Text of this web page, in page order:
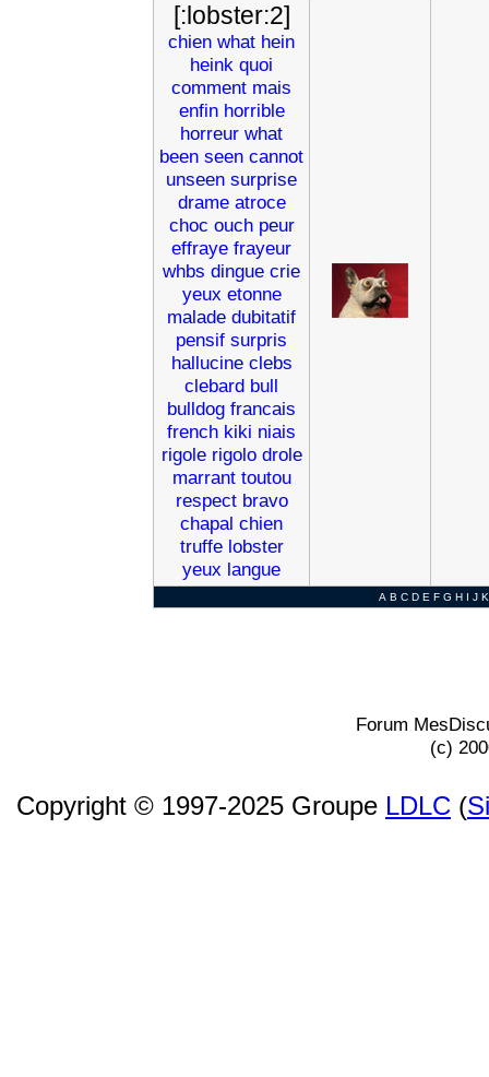
[:lobster:2]
chien what hein
heink quoi
comment mais
enfin horrible
horreur what
been seen cannot
unseen surprise
drame atroce
choc ouch peur
effraye frayeur
whbs dingue crie
yeux etonne
malade dubitatif
pensif surpris
hallucine clebs
clebard bull
bulldog francais
french kiki niais
rigole rigolo drole
marrant toutou
respect bravo
chapal chien
truffe lobster
yeux langue
A B C D E F G H I J K
Forum
(c)
Copyright © 1997-2025 Groupe LDLC (